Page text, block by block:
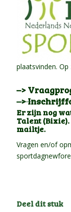
plaatsvinden.
–>
–>
Er zijn nog
Talent
mailtje.
Vragen en/of
Deel dit stuk